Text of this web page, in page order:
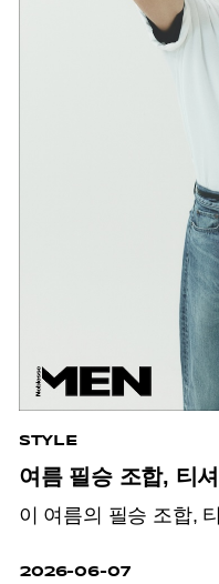
STYLE
여름 필승 조합, 티
이 여름의 필승 조합,
2026-06-07